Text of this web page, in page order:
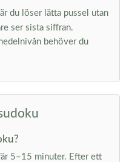
du löser lätta pussel utan
ser sista siffran.
behöver du
5–15 minuter. Efter ett